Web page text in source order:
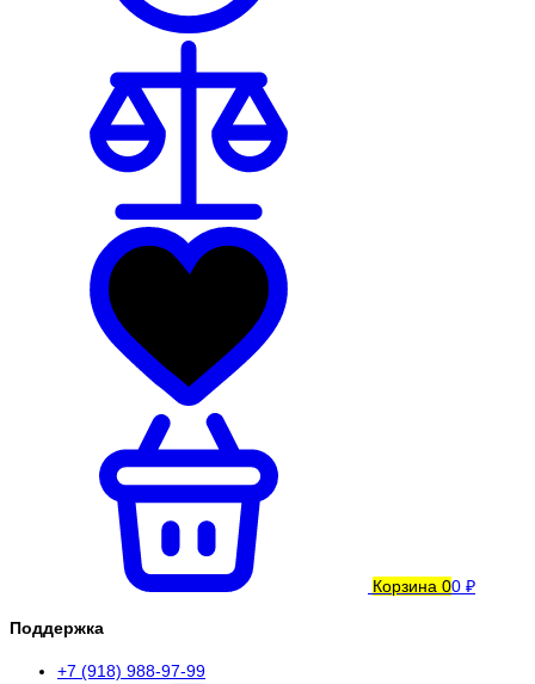
Корзина 00 ₽
Поддержка
+7 (918) 988-97-99